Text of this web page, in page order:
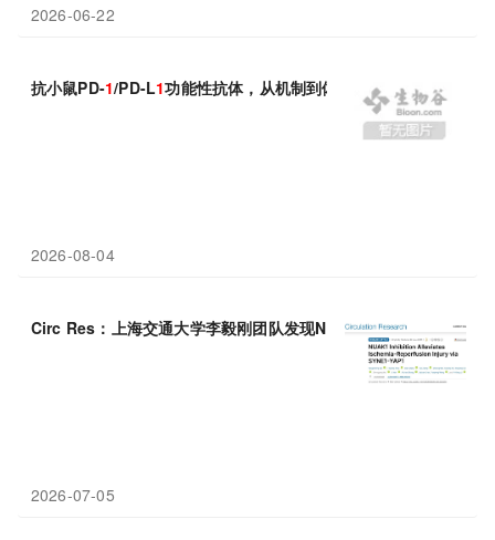
2026-06-22
抗小鼠PD-1/PD-L1功能性抗体，从机制到体内实验设计
2026-08-04
Circ Res：上海交通大学李毅刚团队发现NUAK1-SYNE -YAP1
2026-07-05